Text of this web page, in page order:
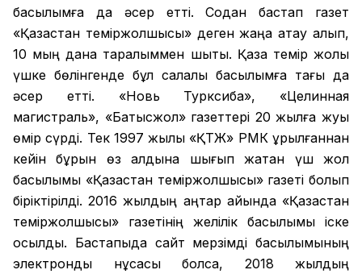
басылымға да әсер етті. Содан бастап газет
«Қазақстан теміржолшысы» деген жаңа атау алып,
10 мың дана таралыммен шықты. Қазақ темір жолы
үшке бөлінгенде бұл салалық басылымға тағы да
әсер етті. «Новь Турксиба», «Целинная
магистраль», «Батысжол» газеттері 20 жылға жуық
өмір сүрді. Тек 1997 жылы «ҚТЖ» РМК құрылғаннан
кейін бұрын өз алдына шығып жатқан үш жол
басылымы «Қазақстан теміржолшысы» газеті болып
біріктірілді. 2016 жылдың қаңтар айында «Қазақстан
теміржолшысы» газетінің желілік басылымы іске
қосылды. Бастапқыда сайт мерзімді басылымының
электронды нұсқасы болса, 2018 жылдың